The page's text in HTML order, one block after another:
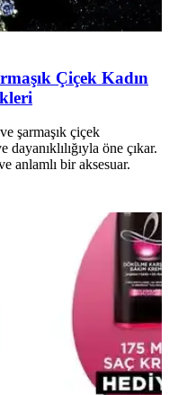
Çiçek Kadın
şarmaşık çiçek
öne çıkar.
anlamlı bir aksesuar.